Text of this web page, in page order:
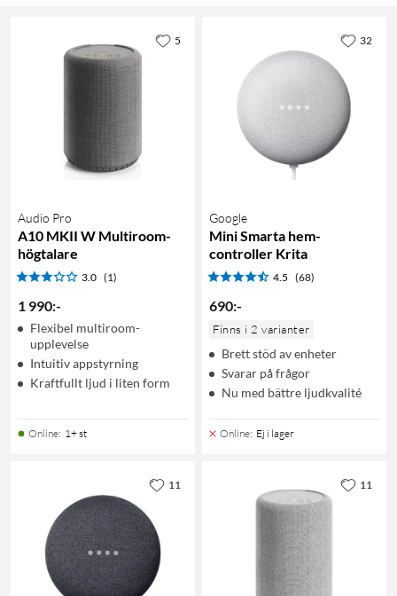
Audio Pro
A10 MKII W Multiroom-
högtalare
3.0 (1)
1 990:-
Flexibel multiroom-
upplevelse
Intuitiv appstyrning
Kraftfullt ljud i liten form
Online: 1+ st
5
Google
Mini Smarta hem-
controller Krita
4.5 (68)
690:-
Finns i 2 varianter
Brett stöd av enheter
Svarar på frågor
Nu med bättre ljudkvalité
Online: Ej i lager
32
11 11